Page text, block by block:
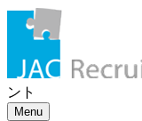
ント
Menu